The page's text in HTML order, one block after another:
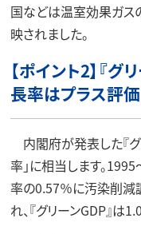
国などは温室効果ガス
映されました。
【ポイント2】『
長率はプラス評
内閣府が発表した『
率」に相当します。
率の0.57％に汚染削減
れ、『グリーンGDP』は